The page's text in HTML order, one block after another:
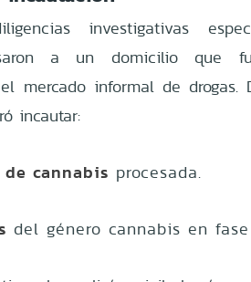
investigativas
a un domicilio que
mercado informal de
incautar:
de cannabis procesada.
del género cannabis en